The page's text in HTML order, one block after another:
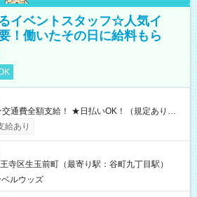
イベントスタッフ☆人気イ
！働いたその日に給料もら
現金GET♪ お仕事後はコンビニATMから 日払
給あり
寺区生玉前町（最寄り駅：谷町九丁目駅）
ルウッズ